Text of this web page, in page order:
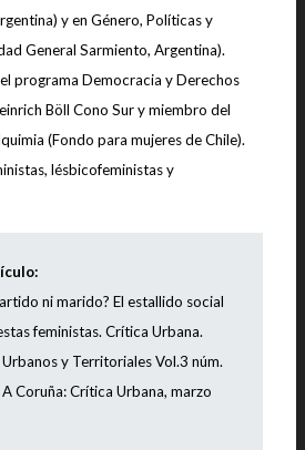
y en Género, Políticas y
General Sarmiento, Argentina).
programa Democracia y Derechos
Böll Cono Sur y miembro del
(Fondo para mujeres de Chile).
lésbicofeministas y
ni marido? El estallido social
feministas. Crítica Urbana.
y Territoriales Vol.3 núm.
A Coruña: Crítica Urbana, marzo